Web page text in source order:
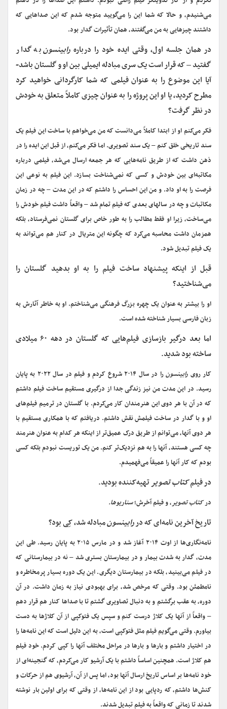
می‌شنیدم، و حالا که شما این را می‌گویید متوجه شدم که این صداهایی که
داشتند چیزهایی به من می‌گفتند، همان تأثیرات گدار بود.
در همان جلسه اول، وقتی ایده خود را دربارهرابینسونبه گدار
گفتید – که قرار است یک سری مبادله ایمیلی بین او و گلستان باشد-
آیا این موضوع را به عنوان فیلمی که شما کارگردانی خواهید کرد
مطرح کردید، یا او این پروژه را به عنوان چیزی کاملاً متعلق به خودش
در نظر گرفت؟
فکر می‌کنم او از ابتدا کاملاً می‌دانست که من می‌خواهم با ساخت این فیلم یک
سند تاریخی خلق کنم – یک سند تصویری. اما فکر می‌کنم، از قبل این ایده را در
ذهن داشت که از طریق نامه‌هایی که هر جمعه ارسال می‌شد، فیلمی درباره
مکاتبه‌ای بین خودش و کسی که نمی‌شناخت بسازد. این فیلم به نوعی این
فرصت را به او داد. و من این احساس را داشتم که در این مدت – چه در زمان
مکاتبات و چه در سالهای بعدی که فیلم تمام شد – واقعاً داشت فیلم خودش را
می‌ساخت، زیرا او فقط مطالب را به طور خاص برای گلستان نمی‌فرستاد، بلکه
همزمان داشت محاسبه می‌کرد که چگونه این متریال در کنار هم می‌تواند به
یک فیلم تبدیل شود.
قبل از اینکه پیشنهاد ساخت فیلم را به او بدهید گلستان را
می‌شناختید؟
او را بیشتر به عنوان یک چهره بزرگ فرهنگی می‌شناختم. او به خاطر آثارش به
زبان فارسی بسیار شناخته شده است.
اما بعد درگیر بازسازی فیلم‌هایی که گلستان در دهه ۶۰ میلادی
ساخته بود شدید.
کار روی رابینسون
را در سال ۲۰۱۴ شروع کردم و فیلم در سال ۲۰۲۲ به پایان
رسید. در این مدت من نیز زندگی جدا از درگیری مستقیم ساخت فیلم داشتم
که در آن با هر دوی این هنرمندان کار می‌کردم. با گلستان در ترمیم فیلم‌های
او و با گدار در ساخت فیلمش نقش داشتم. دریافتم که با همکاری مستقیم با
هر دوی آنها، می‌توانم از طریق درک عمیق‌تر از اینکه هر کدام به عنوان هنرمند
چه کسی هستند، آنها را به هم نزدیک‌تر کنم. من یک توریست نبودم بلکه کسی
بودم که کار آنها را عمیقاً می‌فهمیدم.
در فیلمکتاب تصویرتهیه‌کننده بودید.
درکتاب تصویر، و فیلم آخرش؛سناریوها.
تاریخ آخرین نامه‌ای که دررابینسونمبادله شد، کِی بود؟
نامه‌نگاری‌ها از اوت ۲۰۱۴ آغاز شد و در مارس ۲۰۱۵ به پایان رسید. طی این
مدت، گدار به شدت بیمار و در بیمارستان بستری شد – نه در بیمارستانی که
در فیلم می‌بینید، بلکه در بیمارستان دیگری. این یک دوره بسیار پرمخاطره و
نامطمئن بود. وقتی که مرخص شد، برای بهبودی نیاز به زمان داشت. در آن
دوره، به عقب برگشتم و به دنبال تصاویری گشتم تا با صداها کنار هم قرار دهم
– واقعاً از آنها یک کلاژ درست کنم و سپس یک فتوکپی از آن کلاژها به دست
بیاورم. وقتی می‌گویم فیلم مثل فتوکپی است، به این دلیل است که این نامه‌ها را
در اختیار داشتم و بارها و بارها در مراحل مختلف آنها را کپی کردم. خود فیلم
هم کلاژ است. همچنین اساساً داشتم با یک آرشیو کار می‌کردم، که گنجینه‌ای از
خود نامه‌ها بر اساس تاریخ ارسال آنها بود، اما پس از آن، آرشیوی هم از حرکات و
کنش‌ها داشتم، که ردپایی بود از این نامه‌ها، از وقتی که برای اولین بار نوشته
شدند تا زمانی که واقعاً به فیلم تبدیل شدند.